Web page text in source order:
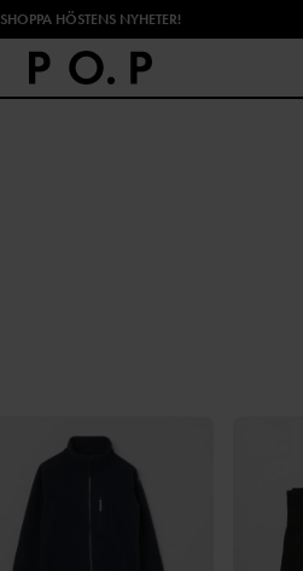
SHOPPA HÖSTENS NYHETER!